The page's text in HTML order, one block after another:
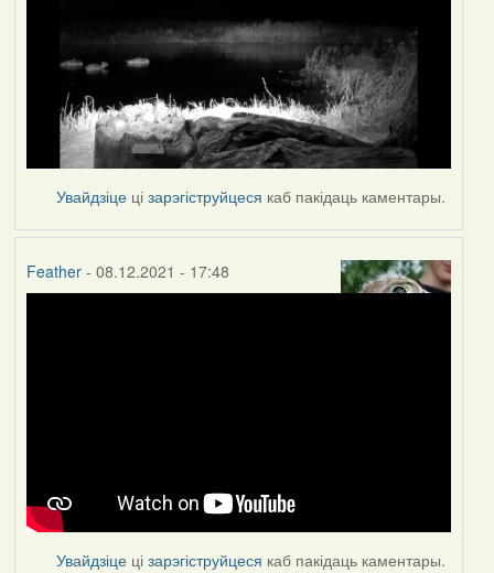
Увайдзіце цізарэгіструйцеся каб пакідаць каментары.
Feather- 08.12.2021 - 17:48
Увайдзіце цізарэгіструйцеся каб пакідаць каментары.